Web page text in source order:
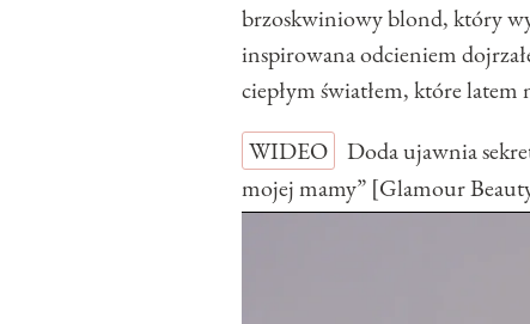
brzoskwiniowy blond, który
inspirowana odcieniem
ciepłym światłem, które latem
WIDEO
Doda ujawnia
mojej mamy” [Glamour